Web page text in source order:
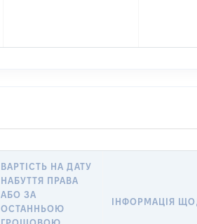
ВАРТІСТЬ НА ДАТУ
НАБУТТЯ ПРАВА
АБО ЗА
ОСТАННЬОЮ
ІНФОРМАЦІЯ